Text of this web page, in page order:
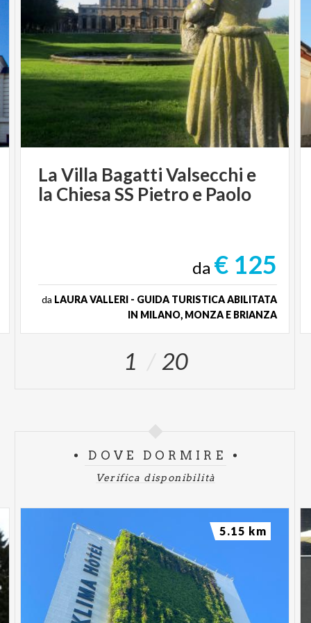
SETTIMANA:
Una passeggiata guidata in cuigodere
dell’atmosfera del Giardino, che ancora oggi
mantiene intatto lo spirito con il quale fu
costruito. Il percorso, delladurata indicativa di
fornisce le principali informazioni
storico-artistiche riguardo al Giardino e ai suoi
elementi costitutivi, illustra inoltre il progetto di
restauro in corso - finanziato col bando PNRR -
e gli obiettivi attesi per il futuro.L’attività si
Arconati. A partire da quest'anno, per la prima
volta, la visità permetterà l'accesso anche alla
Sala Museo*. (*in caso di eventi
Biglietto unico 8 €; Gratuito fino a 10
GRUPPI ORGANIZZATI
Ospitiamo Gruppi organizzati e scolaresche
informazioni su viite guidate e servizi personalizzati
è possibile scrivere una mail
info@fondazioneaugustorancilio.com
telefonare al numero 02 350 22 17.
SERVIZI:
LaVilla BagattiValsecchi e
la ChiesaSS Pietroe Paolo
da € 125
da LAURA VALLERI - GUIDA TURISTICA ABILITATA
IN MILANO, MONZA E BRIANZA
1 20
DOVE DORMIRE
Verifica disponibilità
5.15 km